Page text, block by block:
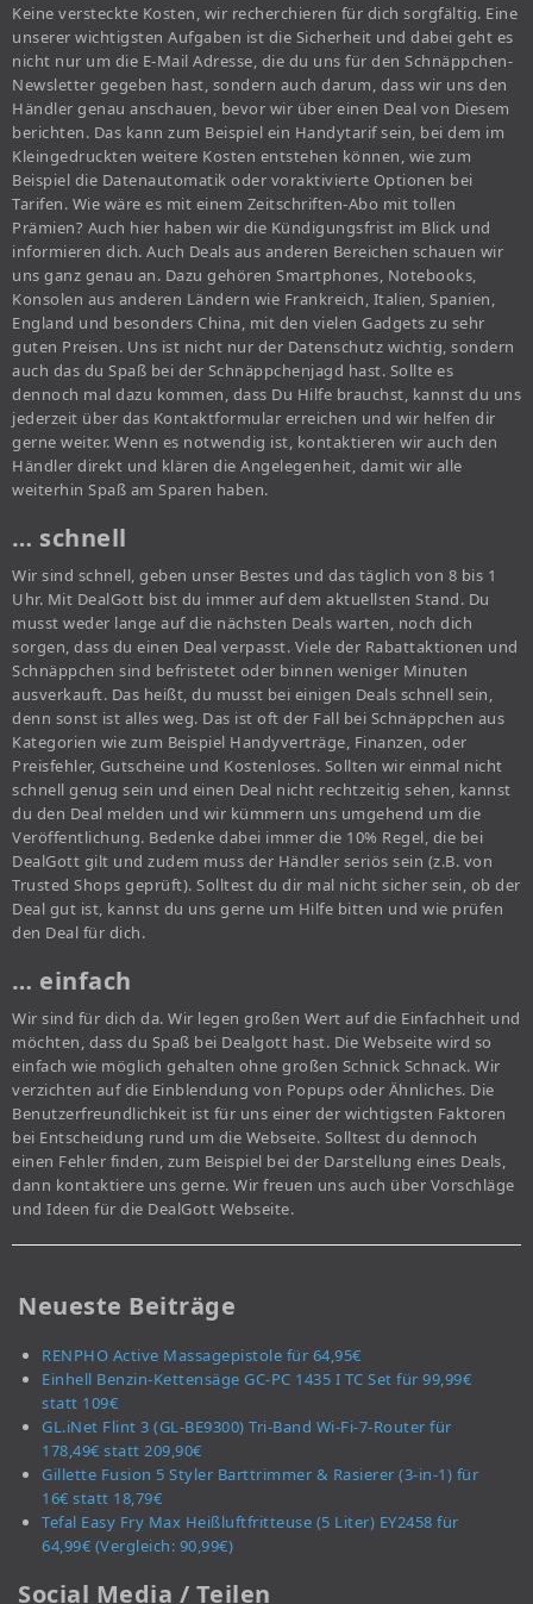
Keine versteckte Kosten, wir recherchieren für dich sorgfältig. Eine
unserer wichtigsten Aufgaben ist die Sicherheit und dabei geht es
nicht nur um die E-Mail Adresse, die du uns für den Schnäppchen-
Newsletter gegeben hast, sondern auch darum, dass wir uns den
Händler genau anschauen, bevor wir über einen Deal von Diesem
berichten. Das kann zum Beispiel ein Handytarif sein, bei dem im
Kleingedruckten weitere Kosten entstehen können, wie zum
Beispiel die Datenautomatik oder voraktivierte Optionen bei
Tarifen. Wie wäre es mit einem Zeitschriften-Abo mit tollen
Prämien? Auch hier haben wir die Kündigungsfrist im Blick und
informieren dich. Auch Deals aus anderen Bereichen schauen wir
uns ganz genau an. Dazu gehören Smartphones, Notebooks,
Konsolen aus anderen Ländern wie Frankreich, Italien, Spanien,
England und besonders China, mit den vielen Gadgets zu sehr
guten Preisen. Uns ist nicht nur der Datenschutz wichtig, sondern
auch das du Spaß bei der Schnäppchenjagd hast. Sollte es
dennoch mal dazu kommen, dass Du Hilfe brauchst, kannst du uns
jederzeit über das Kontaktformular erreichen und wir helfen dir
gerne weiter. Wenn es notwendig ist, kontaktieren wir auch den
Händler direkt und klären die Angelegenheit, damit wir alle
weiterhin Spaß am Sparen haben.
… schnell
Wir sind schnell, geben unser Bestes und das täglich von 8 bis 1
Uhr. Mit DealGott bist du immer auf dem aktuellsten Stand. Du
musst weder lange auf die nächsten Deals warten, noch dich
sorgen, dass du einen Deal verpasst. Viele der Rabattaktionen und
Schnäppchen sind befristetet oder binnen weniger Minuten
ausverkauft. Das heißt, du musst bei einigen Deals schnell sein,
denn sonst ist alles weg. Das ist oft der Fall bei Schnäppchen aus
Kategorien wie zum Beispiel Handyverträge, Finanzen, oder
Preisfehler, Gutscheine und Kostenloses. Sollten wir einmal nicht
schnell genug sein und einen Deal nicht rechtzeitig sehen, kannst
du den Deal melden und wir kümmern uns umgehend um die
Veröffentlichung. Bedenke dabei immer die 10% Regel, die bei
DealGott gilt und zudem muss der Händler seriös sein (z.B. von
Trusted Shops geprüft). Solltest du dir mal nicht sicher sein, ob der
Deal gut ist, kannst du uns gerne um Hilfe bitten und wie prüfen
den Deal für dich.
… einfach
Wir sind für dich da. Wir legen großen Wert auf die Einfachheit und
möchten, dass du Spaß bei Dealgott hast. Die Webseite wird so
einfach wie möglich gehalten ohne großen Schnick Schnack. Wir
verzichten auf die Einblendung von Popups oder Ähnliches. Die
Benutzerfreundlichkeit ist für uns einer der wichtigsten Faktoren
bei Entscheidung rund um die Webseite. Solltest du dennoch
einen Fehler finden, zum Beispiel bei der Darstellung eines Deals,
dann kontaktiere uns gerne. Wir freuen uns auch über Vorschläge
und Ideen für die DealGott Webseite.
Neueste Beiträge
RENPHO Active Massagepistole für 64,95€
Einhell Benzin-Kettensäge GC-PC 1435 I TC Set für 99,99€
statt 109€
GL.iNet Flint 3 (GL-BE9300) Tri-Band Wi-Fi-7-Router für
178,49€ statt 209,90€
Gillette Fusion 5 Styler Barttrimmer & Rasierer (3-in-1) für
16€ statt 18,79€
Tefal Easy Fry Max Heißluftfritteuse (5 Liter) EY2458 für
64,99€ (Vergleich: 90,99€)
Social Media / Teilen